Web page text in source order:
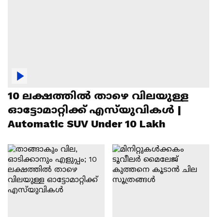
10 ലക്ഷത്തിൽ താഴെ വിലയുള്ള
ഓട്ടോമാറ്റിക്ക് എസ്‍യുവികൾ |
Automatic SUV Under 10 Lakh